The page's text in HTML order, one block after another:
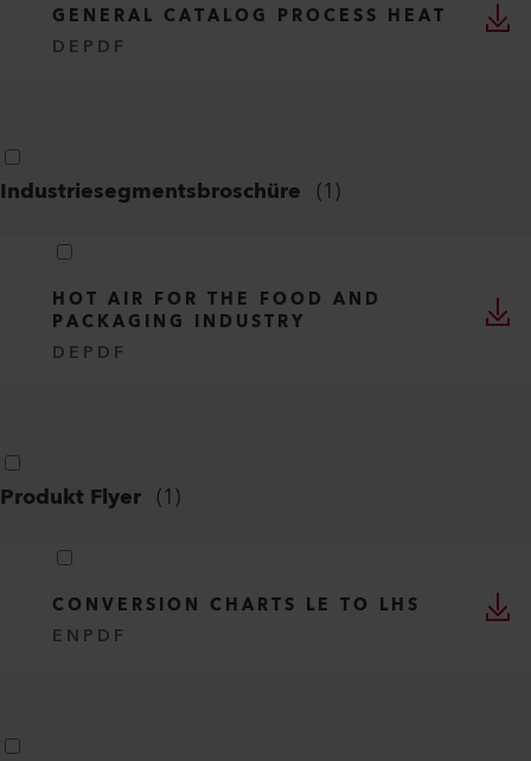
GENERAL CATALOG PROCESS HEAT
DE PDF
Industriesegmentsbroschüre (1)
HOT AIR FOR THE FOOD AND
PACKAGING INDUSTRY
DE PDF
Produkt Flyer (1)
CONVERSION CHARTS LE TO LHS
EN PDF